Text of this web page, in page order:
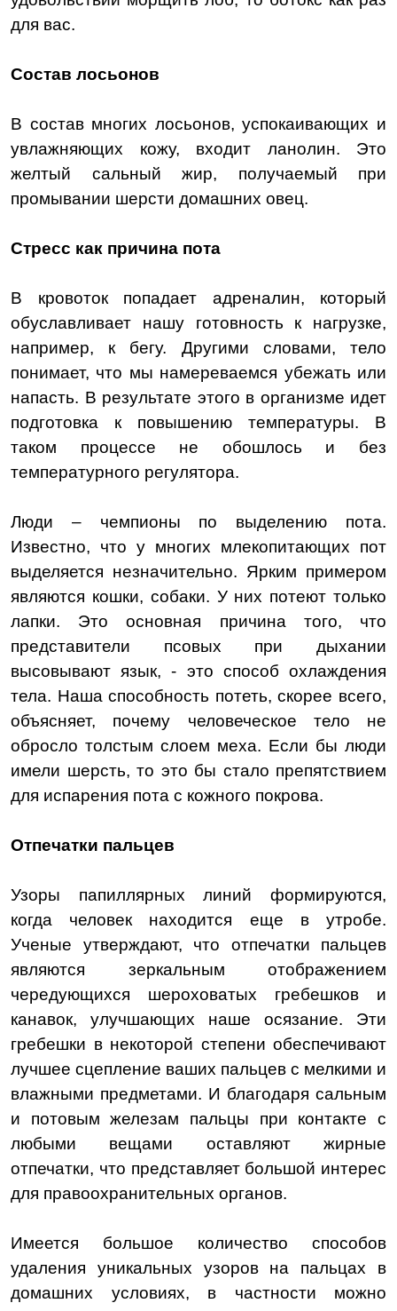
для вас.
Состав лосьонов
В состав многих лосьонов, успокаивающих и
увлажняющих кожу, входит ланолин. Это
желтый сальный жир, получаемый при
промывании шерсти домашних овец.
Стресс как причина пота
В кровоток попадает адреналин, который
обуславливает нашу готовность к нагрузке,
например, к бегу. Другими словами, тело
понимает, что мы намереваемся убежать или
напасть. В результате этого в организме идет
подготовка к повышению температуры. В
таком процессе не обошлось и без
температурного регулятора.
Люди – чемпионы по выделению пота.
Известно, что у многих млекопитающих пот
выделяется незначительно. Ярким примером
являются кошки, собаки. У них потеют только
лапки. Это основная причина того, что
представители псовых при дыхании
высовывают язык, - это способ охлаждения
тела. Наша способность потеть, скорее всего,
объясняет, почему человеческое тело не
обросло толстым слоем меха. Если бы люди
имели шерсть, то это бы стало препятствием
для испарения пота с кожного покрова.
Отпечатки пальцев
Узоры папиллярных линий формируются,
когда человек находится еще в утробе.
Ученые утверждают, что отпечатки пальцев
являются зеркальным отображением
чередующихся шероховатых гребешков и
канавок, улучшающих наше осязание. Эти
гребешки в некоторой степени обеспечивают
лучшее сцепление ваших пальцев с мелкими и
влажными предметами. И благодаря сальным
и потовым железам пальцы при контакте с
любыми вещами оставляют жирные
отпечатки, что представляет большой интерес
для правоохранительных органов.
Имеется большое количество способов
удаления уникальных узоров на пальцах в
домашних условиях, в частности можно